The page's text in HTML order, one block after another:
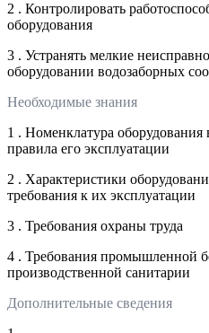
2 . Контролировать
оборудования
3 . Устранять мелкие
оборудовании водозаборных
Необходимые знания
1 . Номенклатура
правила его эксплуатации
2 . Характеристики
требования к их эксплуатации
3 . Требования охраны труда
4 . Требования промышленной
производственной санитарии
Дополнительные сведения